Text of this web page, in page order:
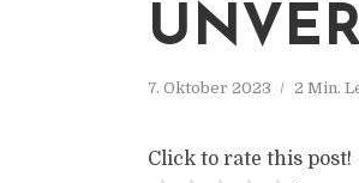
7. Oktober 2023 2 Min.
Click to rate this post!